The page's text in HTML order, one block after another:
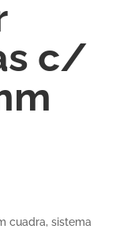
c/
cuadra, sistema